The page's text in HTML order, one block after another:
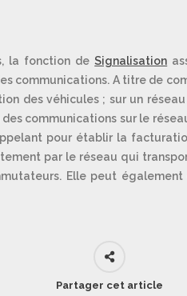
la fonction deSignalisation
communications. A titre de
des véhicules ; sur un
communications sur le
pour établir la
par le réseau qui
Elle peut
Partager cet article